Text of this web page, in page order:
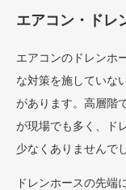
エアコン・ドレ
エアコンのドレンホ
な対策を施していな
があります。高層階
が現場でも多く、ド
少なくありませんで
ドレンホースの先端